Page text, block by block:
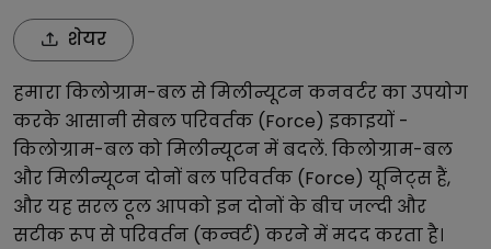
शेयर
हमाराकिलोग्राम-बलसेमिलीन्यूटनकनवर्टर का उपयोग
करके आसानी सेबल परिवर्तक (Force) इकाइयों -
किलोग्राम-बलकोमिलीन्यूटनमें बदलें. किलोग्राम-बल
औरमिलीन्यूटनदोनोंबल परिवर्तक (Force) यूनिट्स हैं,
और यह सरल टूल आपको इन दोनों के बीच जल्दी और
सटीक रूप से परिवर्तन (कन्वर्ट) करने में मदद करता है।